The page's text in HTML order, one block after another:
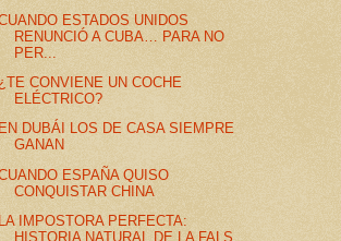
ESTADOS UNIDOS
RENUNCIÓ A CUBA… PARA NO
PER...
CONVIENE UN COCHE
ELÉCTRICO?
DUBÁI LOS DE CASA SIEMPRE
GANAN
ESPAÑA QUISO
CONQUISTAR CHINA
IMPOSTORA PERFECTA:
HISTORIA NATURAL DE LA FALS...